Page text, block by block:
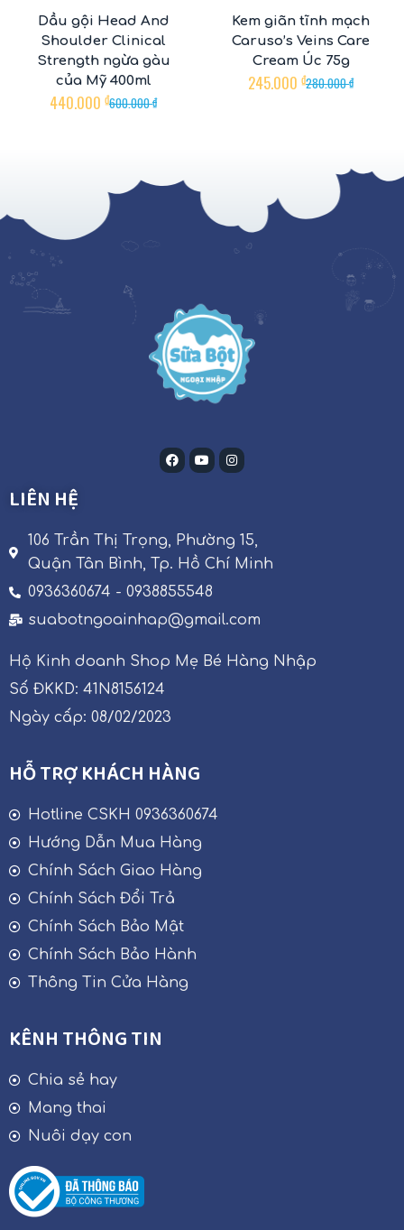
Dầu gội Head And
Shoulder Clinical
Strength ngừa gàu
của Mỹ 400ml
600.000₫
440.000 ₫
Kem giãn tĩnh mạch
Caruso’s Veins Care
Cream Úc 75g
280.000₫
245.000 ₫
LIÊN HỆ
106 Trần Thị Trọng, Phường 15,
Quận Tân Bình, Tp. Hồ Chí Minh
0936360674 - 0938855548
suabotngoainhap@gmail.com
Hộ Kinh doanh Shop Mẹ Bé Hàng Nhập
Số ĐKKD: 41N8156124
Ngày cấp: 08/02/2023
HỖ TRỢ KHÁCH HÀNG
Hotline CSKH 0936360674
Hướng Dẫn Mua Hàng
Chính Sách Giao Hàng
Chính Sách Đổi Trả
Chính Sách Bảo Mật
Chính Sách Bảo Hành
Thông Tin Cửa Hàng
KÊNH THÔNG TIN
Chia sẻ hay
Mang thai
Nuôi dạy con